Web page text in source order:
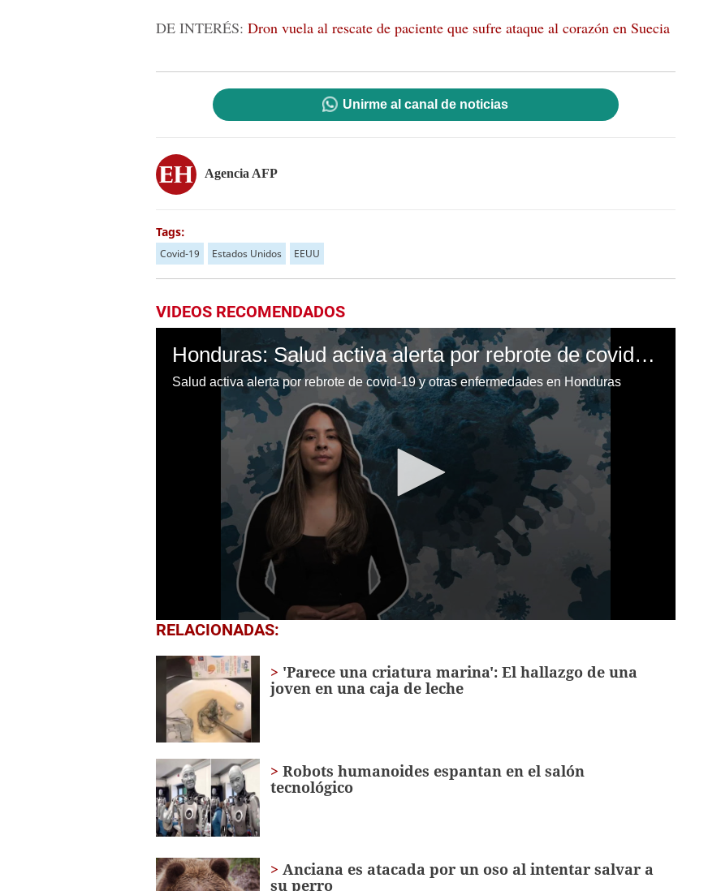
DE INTERÉS: Dron vuela al rescate de paciente que sufre ataque al corazón en Suecia
Unirme al canal de noticias
Agencia AFP
Tags:
Covid-19 Estados Unidos EEUU
VIDEOS RECOMENDADOS
Honduras: Salud activa alerta por rebrote de covid-19 y otras enfermedades
Salud activa alerta por rebrote de covid-19 y otras enfermedades en Honduras
0
seconds
minute,
Volume
RELACIONADAS:
'Parece una criatura marina': El hallazgo de una
joven en una caja de leche
Robots humanoides espantan en el salón
tecnológico
Anciana es atacada por un oso al intentar salvar a
su perro